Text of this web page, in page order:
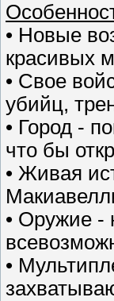
• Новые
красивых
• Свое
убийц,
• Город -
что бы
• Живая
• Оружие -
•